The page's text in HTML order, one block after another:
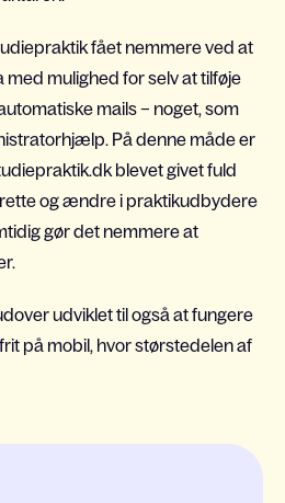
fået nemmere ved at
mulighed for selv at tilføje
mails – noget, som
På denne måde er
blevet givet fuld
og ændre i praktikudbydere
gør det nemmere at
udviklet til også at fungere
på mobil, hvor størstedelen af